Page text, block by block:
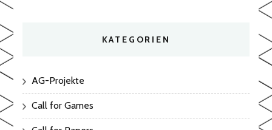
KATEGORIEN
AG-Projekte
Call for Games